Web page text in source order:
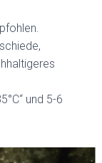
und 5-6